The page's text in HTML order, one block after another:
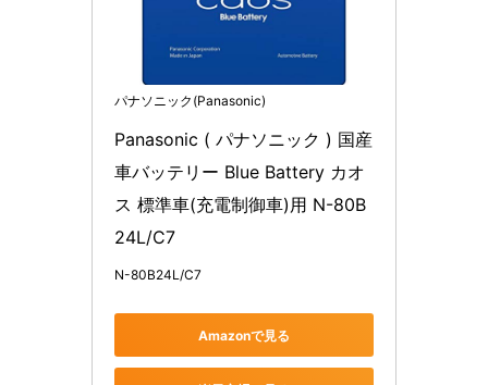
パナソニック(Panasonic)
Panasonic ( パナソニック ) 国産
車バッテリー Blue Battery カオ
ス 標準車(充電制御車)用 N-80B
24L/C7
N-80B24L/C7
Amazonで見る